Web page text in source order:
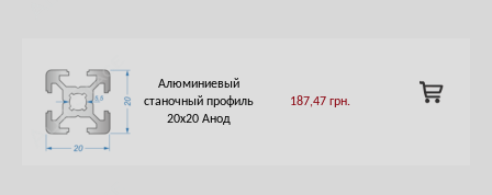
Алюминиевый
станочный профиль
20х20 Анод
187,47 грн.
ADD
TO